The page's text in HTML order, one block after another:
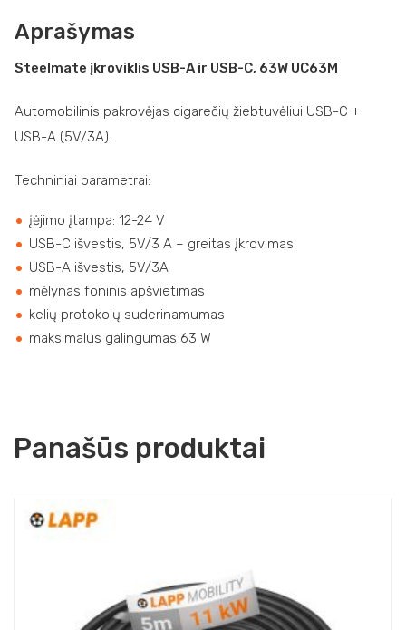
Aprašymas
Steelmate įkroviklis USB-A ir USB-C, 63W UC63M
Automobilinis pakrovėjas cigarečių žiebtuvėliui USB-C +
USB-A (5V/3A).
Techniniai parametrai:
įėjimo įtampa: 12-24 V
USB-C išvestis, 5V/3 A – greitas įkrovimas
USB-A išvestis, 5V/3A
mėlynas foninis apšvietimas
kelių protokolų suderinamumas
maksimalus galingumas 63 W
Panašūs produktai